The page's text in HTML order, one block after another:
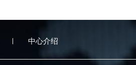
中心介绍